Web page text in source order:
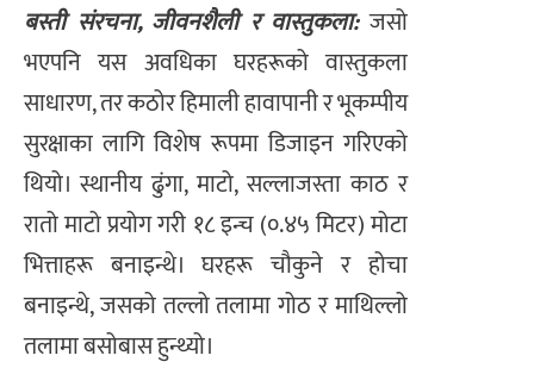
बस्ती संरचना, जीवनशैली र वास्तुकला:जसो
भएपनि यस अवधिका घरहरूको वास्तुकला
साधारण, तर कठोर हिमाली हावापानी र भूकम्पीय
सुरक्षाका लागि विशेष रूपमा डिजाइन गरिएको
थियो। स्थानीय ढुंगा, माटो, सल्लाजस्ता काठ र
रातो माटो प्रयोग गरी १८ इन्च (०.४५ मिटर) मोटा
भित्ताहरू बनाइन्थे। घरहरू चौकुने र होचा
बनाइन्थे, जसको तल्लो तलामा गोठ र माथिल्लो
तलामा बसोबास हुन्थ्यो।